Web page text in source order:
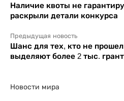
Наличие квоты не
раскрыли детали конкурса
Предыдущая новость
Шанс для тех, кто не
выделяют более 2 тыс.
Новости мира